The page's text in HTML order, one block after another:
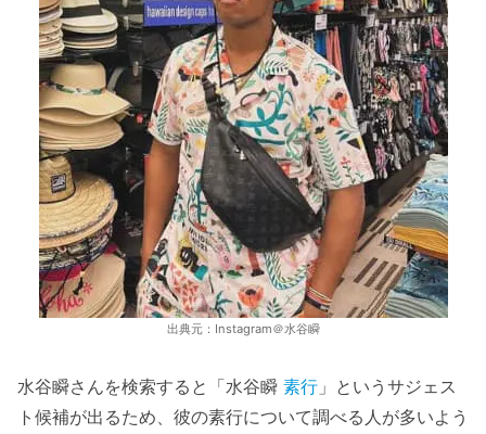
出典元：Instagram＠水谷瞬
水谷瞬さんを検索すると「水谷瞬 素行 」というサジェス
ト候補が出るため、彼の素行について調べる人が多いよう